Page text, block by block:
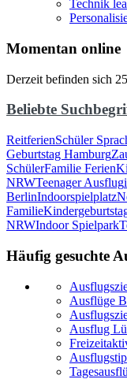
Technik
Momentan online
Derzeit befinden sich
Beliebte
ReitferienSchüler
Geburtstag Hamburg
SchülerFamilie Ferien
NRWTeenager Ausflug
BerlinIndoorspielplatz
Familie
NRWIndoor Spielpark
Häufig gesuchte
Ausflüge
Ausflug